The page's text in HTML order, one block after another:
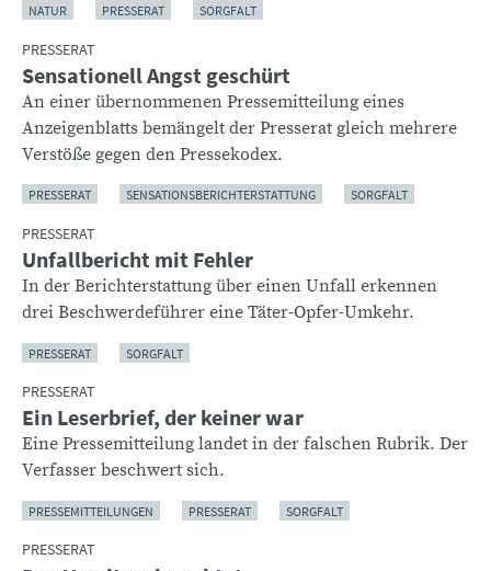
NATUR PRESSERAT SORGFALT
PRESSERAT
Sensationell Angst geschürt
An einer übernommenen Pressemitteilung eines
Anzeigenblatts bemängelt der Presserat gleich mehrere
Verstöße gegen den Pressekodex.
PRESSERAT SENSATIONSBERICHTERSTATTUNG SORGFALT
PRESSERAT
Unfallbericht mit Fehler
In der Berichterstattung über einen Unfall erkennen
drei Beschwerdeführer eine Täter-Opfer-Umkehr.
PRESSERAT SORGFALT
PRESSERAT
Ein Leserbrief, der keiner war
Eine Pressemitteilung landet in der falschen Rubrik. Der
Verfasser beschwert sich.
PRESSEMITTEILUNGEN PRESSERAT SORGFALT
PRESSERAT